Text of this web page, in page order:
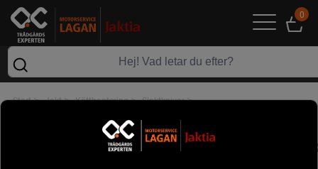
0
Start> Jakt> Kötthantering> Slaktknivar>